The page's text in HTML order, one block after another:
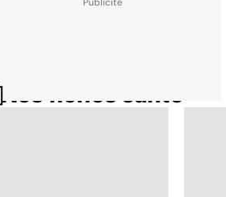
Nos fiches santé